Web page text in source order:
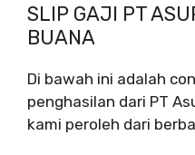
SLIP GAJI PT
BUANA
Di bawah ini adalah
penghasilan dari PT
kami peroleh dari